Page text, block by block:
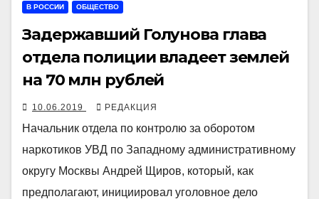
В РОССИИ ОБЩЕСТВО
Задержавший Голунова глава
отдела полиции владеет землей
на 70 млн рублей
10.06.2019 РЕДАКЦИЯ
Начальник отдела по контролю за оборотом
наркотиков УВД по Западному административному
округу Москвы Андрей Щиров, который, как
предполагают, инициировал уголовное дело